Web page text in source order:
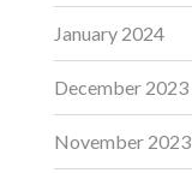
January 2024
December 2023
November 2023